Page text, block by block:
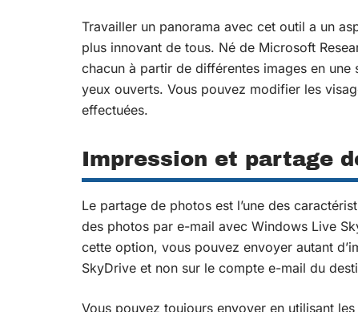
Travailler un panorama avec cet outil a un
plus innovant de tous. Né de Microsoft
chacun à partir de différentes images en
yeux ouverts. Vous pouvez modifier les
effectuées.
Impression et partage
Le partage de photos est l’une des
des photos par e-mail avec Windows Live
cette option, vous pouvez envoyer autant
SkyDrive et non sur le compte e-mail du
Vous pouvez toujours envoyer en utilisant